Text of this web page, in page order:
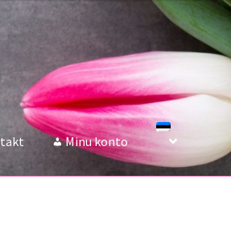
Minu konto